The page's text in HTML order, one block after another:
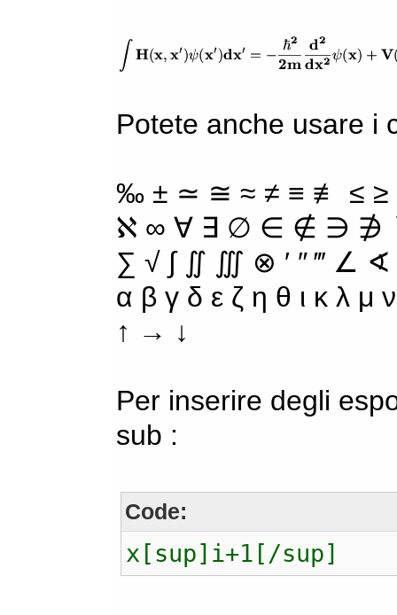
Potete anche usare i
‰ ± ≃ ≅ ≈ ≠ ≡ ≢ ≤
ℵ ∞ ∀ ∃ ∅ ∈ ∉ ∋ ∌
∑ √ ∫ ∬ ∭ ⊗ ′ ″ ‴ ∠
α β γ δ ε ζ η θ ι κ λ
↑ → ↓
Per inserire degli
sub :
Code:
x[sup]i+1[/sup]